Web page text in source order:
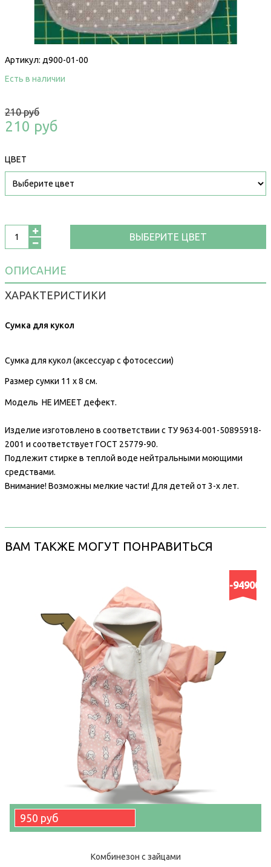
Артикул: д900-01-00
Есть в наличии
210 руб
210 руб
ЦВЕТ
ВЫБЕРИТЕ ЦВЕТ
ОПИСАНИЕ
ХАРАКТЕРИСТИКИ
Сумка для кукол
Сумка для кукол (аксессуар с фотосессии)
Размер сумки 11 х 8 см.
Модель НЕ ИМЕЕТ дефект.
Изделие изготовлено в соответствии с ТУ 9634-001-50895918-
2001 и соответствует ГОСТ 25779-90.
Подлежит стирке в теплой воде нейтральными моющими
средствами.
Внимание! Возможны мелкие части! Для детей от 3-х лет.
ВАМ ТАКЖЕ МОГУТ ПОНРАВИТЬСЯ
-94900%
950 руб
Комбинезон с зайцами